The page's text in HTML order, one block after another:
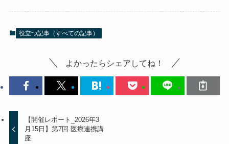
役立つ記事（すべての記事）
よかったらシェアしてね！
【開催レポート_2026年3
月15日】第7回 医療連携講
座